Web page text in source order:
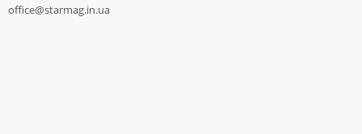
office@starmag.in.ua